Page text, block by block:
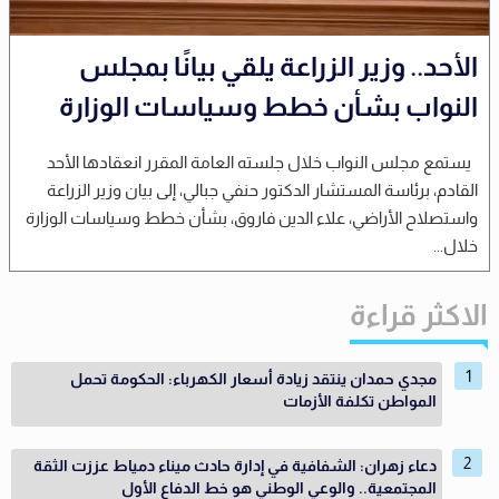
الأحد.. وزير الزراعة يلقي بيانًا بمجلس
النواب بشأن خطط وسياسات الوزارة
يستمع مجلس النواب خلال جلسته العامة المقرر انعقادها الأحد
القادم، برئاسة المستشار الدكتور حنفي جبالي، إلى بيان وزير الزراعة
واستصلاح الأراضي، علاء الدين فاروق، بشأن خطط وسياسات الوزارة
خلال...
الاكثر قراءة
مجدي حمدان ينتقد زيادة أسعار الكهرباء: الحكومة تحمل
المواطن تكلفة الأزمات
دعاء زهران: الشفافية في إدارة حادث ميناء دمياط عززت الثقة
المجتمعية.. والوعي الوطني هو خط الدفاع الأول